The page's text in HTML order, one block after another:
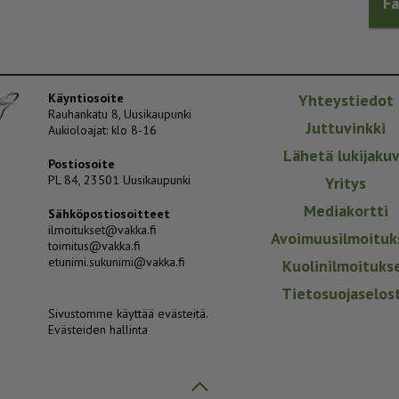
Käyntiosoite
Rauhankatu 8, Uusikaupunki
Aukioloajat: klo 8-16
Postiosoite
PL 84, 23501 Uusikaupunki
Sähköpostiosoitteet
ilmoitukset@vakka.fi
toimitus@vakka.fi
etunimi.sukunimi@vakka.fi
Sivustomme käyttää evästeitä.
Evästeiden hallinta
Yhteystiedot
Juttuvinkki
Lähetä
Yritys
Mediakortti